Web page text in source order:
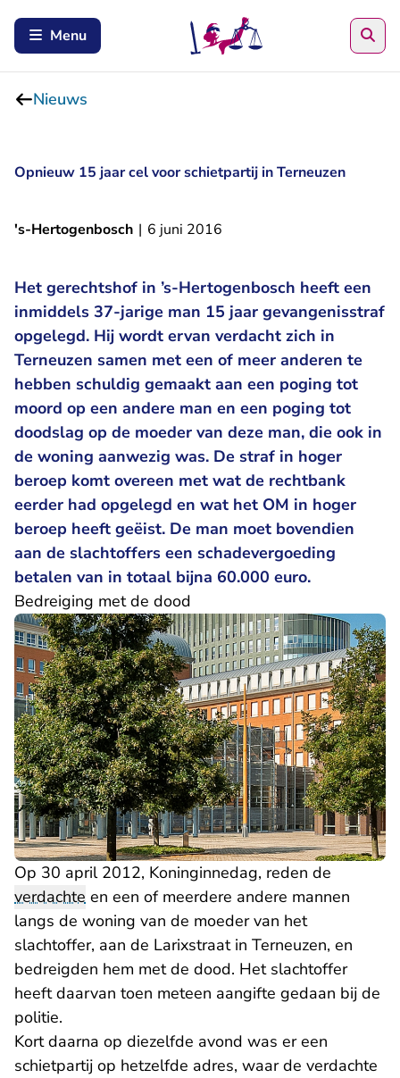
Menu
Nieuws
Opnieuw 15 jaar cel voor schietpartij in Terneuzen
's-Hertogenbosch | 6 juni 2016
Het gerechtshof in ’s-Hertogenbosch heeft een
inmiddels 37-jarige man 15 jaar gevangenisstraf
opgelegd. Hij wordt ervan verdacht zich in
Terneuzen samen met een of meer anderen te
hebben schuldig gemaakt aan een poging tot
moord op een andere man en een poging tot
doodslag op de moeder van deze man, die ook in
de woning aanwezig was. De straf in hoger
beroep komt overeen met wat de rechtbank
eerder had opgelegd en wat het OM in hoger
beroep heeft geëist. De man moet bovendien
aan de slachtoffers een schadevergoeding
betalen van in totaal bijna 60.000 euro.
Bedreiging met de dood
Op 30 april 2012, Koninginnedag, reden de
verdachte en een of meerdere andere mannen
langs de woning van de moeder van het
slachtoffer, aan de Larixstraat in Terneuzen, en
bedreigden hem met de dood. Het slachtoffer
heeft daarvan toen meteen aangifte gedaan bij de
politie.
Kort daarna op diezelfde avond was er een
schietpartij op hetzelfde adres, waar de verdachte